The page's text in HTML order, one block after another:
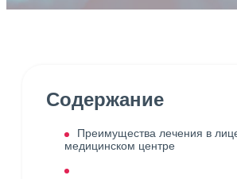
Содержание
Преимущества лечения в
медицинском центре